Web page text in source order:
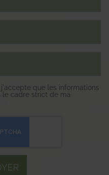
que les informations
le cadre strict de ma